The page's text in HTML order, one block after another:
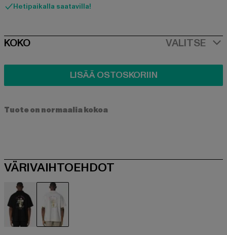
Hetipaikalla saatavilla!
SIZE
KOKO VALITSE
LISÄÄ OSTOSKORIIN
Tuote on normaalia kokoa
VÄRIVAIHTOEHDOT